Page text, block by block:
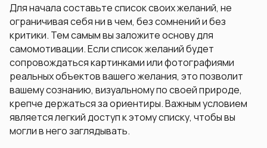
Для начала составьте список своих желаний, не
ограничивая себя ни в чем, без сомнений и без
критики. Тем самым вы заложите основу для
самомотивации. Если список желаний будет
сопровождаться картинками или фотографиями
реальных объектов вашего желания, это позволит
вашему сознанию, визуальному по своей природе,
крепче держаться за ориентиры. Важным условием
является легкий доступ к этому списку, чтобы вы
могли в него заглядывать.